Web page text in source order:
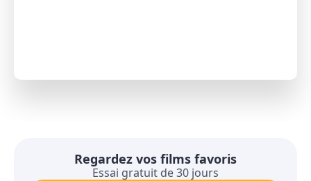
Regardez vos films favoris
Essai gratuit de 30 jours